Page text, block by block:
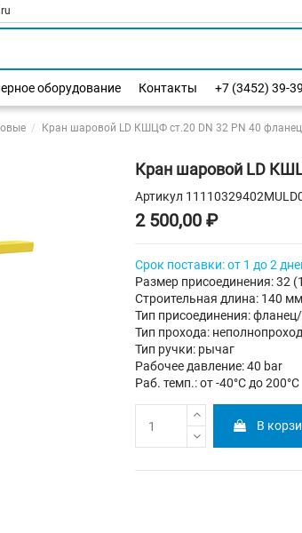
оборудование Контакты +7 (3452) 39-
Кран шаровой LD КШЦФ ст.20 DN 32 PN 40
Кран шаровой LD
Артикул
2 500,00 ₽
Срок поставки: от 1 до 2
Размер присоединения: 32
Строительная длина: 140 мм
Тип присоединения:
Тип прохода:
Тип ручки: рычаг
Рабочее давление: 40 bar
Раб. темп.: от -40°C до 200°C
В